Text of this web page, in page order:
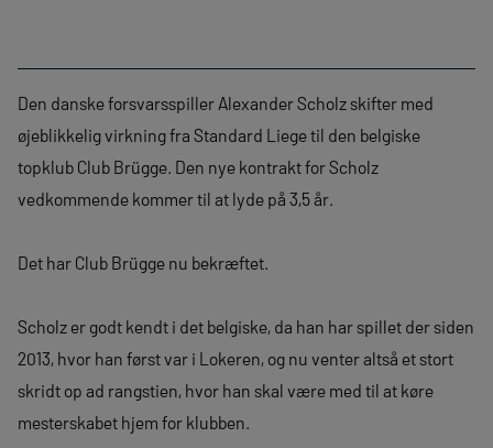
Den danske forsvarsspiller Alexander Scholz skifter med
øjeblikkelig virkning fra Standard Liege til den belgiske
topklub Club Brügge. Den nye kontrakt for Scholz
vedkommende kommer til at lyde på 3,5 år.
Det har Club Brügge nu bekræftet.
Scholz er godt kendt i det belgiske, da han har spillet der siden
2013, hvor han først var i Lokeren, og nu venter altså et stort
skridt op ad rangstien, hvor han skal være med til at køre
mesterskabet hjem for klubben.